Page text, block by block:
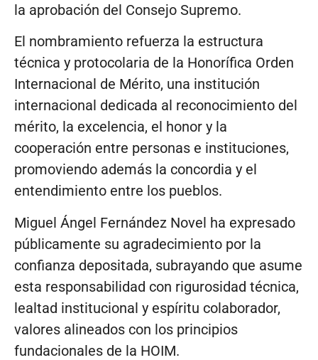
la aprobación del Consejo Supremo.
El nombramiento refuerza la estructura
técnica y protocolaria de la Honorífica Orden
Internacional de Mérito, una institución
internacional dedicada al reconocimiento del
mérito, la excelencia, el honor y la
cooperación entre personas e instituciones,
promoviendo además la concordia y el
entendimiento entre los pueblos.
Miguel Ángel Fernández Novel ha expresado
públicamente su agradecimiento por la
confianza depositada, subrayando que asume
esta responsabilidad con rigurosidad técnica,
lealtad institucional y espíritu colaborador,
valores alineados con los principios
fundacionales de la HOIM.